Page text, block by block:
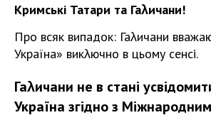
Кримські Татари та Гаλичани!
Про всяк випадок: Гаλичани
Україна» викλючно в цьому сенсі.
Гаλичани не в стані
Україна згідно з